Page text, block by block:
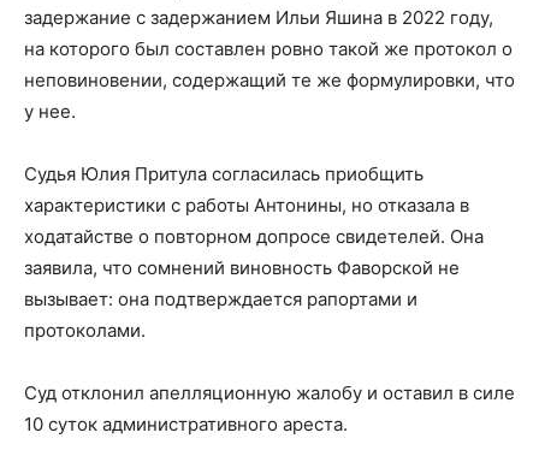
задержание с задержанием Ильи Яшина в 2022 году,
на которого был составлен ровно такой же протокол о
неповиновении, содержащий те же формулировки, что
у нее.
Судья Юлия Притула согласилась приобщить
характеристики с работы Антонины, но отказала в
ходатайстве о повторном допросе свидетелей. Она
заявила, что сомнений виновность Фаворской не
вызывает: она подтверждается рапортами и
протоколами.
Суд отклонил апелляционную жалобу и оставил в силе
10 суток административного ареста.